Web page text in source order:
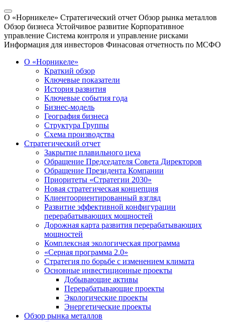
О «Норникеле» Стратегический отчет Обзор рынка металлов
Обзор бизнеса Устойчивое развитие Корпоративное
управление Система контроля и управление рисками
Информация для инвесторов Финасовая отчетность по МСФО
О «Норникеле»
Краткий обзор
Ключевые показатели
История развития
Ключевые события года
Бизнес-модель
География бизнеса
Структура Группы
Схема производства
Стратегический отчет
Закрытие плавильного цеха
Обращение Председателя Совета Директоров
Обращение Президента Компании
Приоритеты «Стратегии 2030»
Новая стратегическая концепция
Клиентоориентированный взгляд
Развитие эффективной конфигурации
перерабатывающих мощностей
Дорожная карта развития перерабатывающих
мощностей
Комплексная экологическая программа
«Серная программа 2.0»
Стратегия по борьбе с изменением климата
Основные инвестиционные проекты
Добывающие активы
Перерабатывающие проекты
Экологические проекты
Энергетические проекты
Обзор рынка металлов